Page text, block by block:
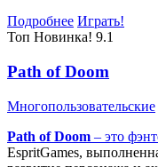
Подробнее Играть!
Топ Новинка! 9.1
Path of Doom
Многопользовательские
Path of Doom – это
EspritGames,